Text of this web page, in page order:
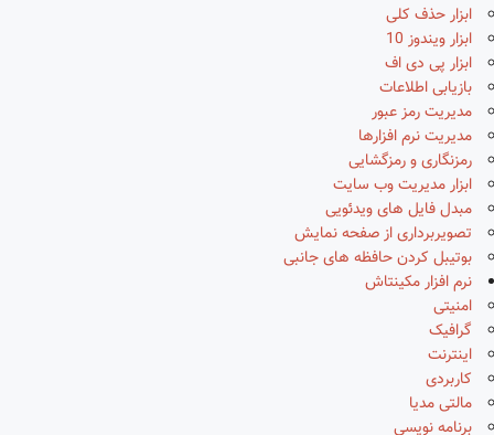
ابزار حذف کلی
ابزار ویندوز 10
ابزار پی دی اف
بازیابی اطلاعات
مدیریت رمز عبور
مدیریت نرم افزارها
رمزنگاری و رمزگشایی
ابزار مدیریت وب سایت
مبدل فایل های ویدئویی
تصویربرداری از صفحه نمایش
بوتیبل کردن حافظه های جانبی
نرم افزار مکینتاش
امنیتی
گرافیک
اینترنت
کاربردی
مالتی مدیا
برنامه نویسی